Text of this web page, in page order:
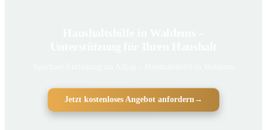
Jetzt kostenloses Angebot anfordern→